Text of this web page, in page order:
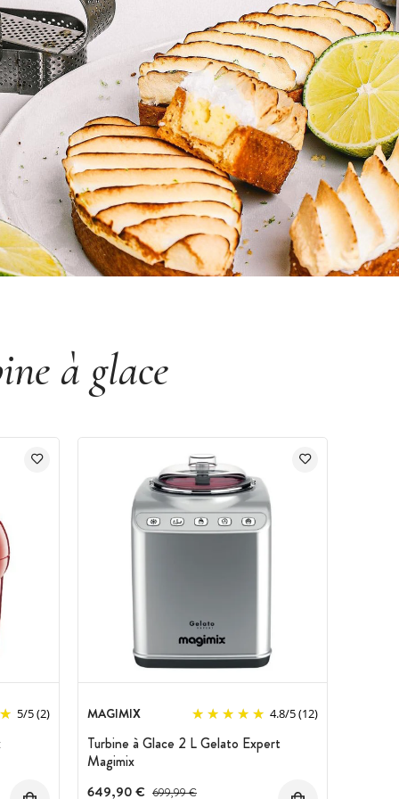
à glace
5/5(2) MAGIMIX 4.8/5(12)
Turbine à Glace 2 L Gelato Expert
Magimix
649,90 € Prix avant réduction :
699,99 €